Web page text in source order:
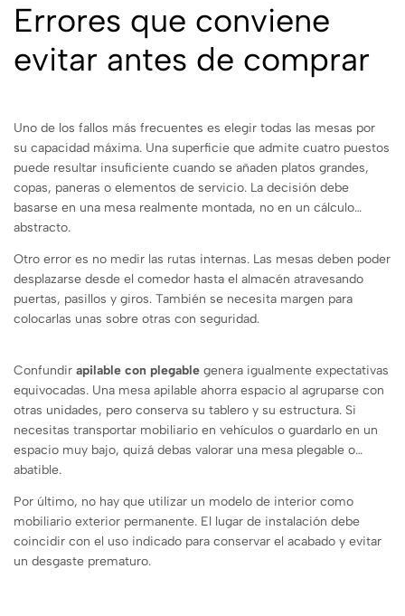
Errores que conviene
evitar antes de comprar
Uno de los fallos más frecuentes es elegir todas las mesas por
su capacidad máxima. Una superficie que admite cuatro puestos
puede resultar insuficiente cuando se añaden platos grandes,
copas, paneras o elementos de servicio. La decisión debe
basarse en una mesa realmente montada, no en un cálculo
abstracto.
Otro error es no medir las rutas internas. Las mesas deben poder
desplazarse desde el comedor hasta el almacén atravesando
puertas, pasillos y giros. También se necesita margen para
colocarlas unas sobre otras con seguridad.
Confundir apilable con plegable genera igualmente expectativas
equivocadas. Una mesa apilable ahorra espacio al agruparse con
otras unidades, pero conserva su tablero y su estructura. Si
necesitas transportar mobiliario en vehículos o guardarlo en un
espacio muy bajo, quizá debas valorar una mesa plegable o
abatible.
Por último, no hay que utilizar un modelo de interior como
mobiliario exterior permanente. El lugar de instalación debe
coincidir con el uso indicado para conservar el acabado y evitar
un desgaste prematuro.